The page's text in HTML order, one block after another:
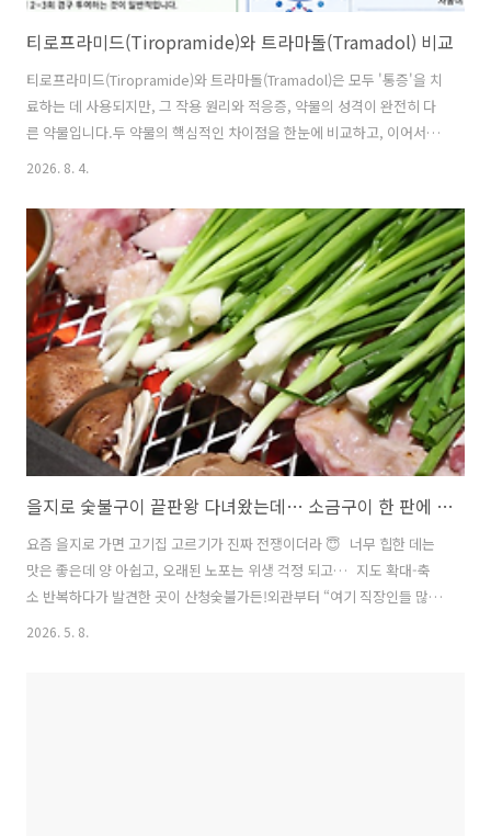
티로프라미드(Tiropramide)와 트라마돌(Tramadol) 비교
티로프라미드(Tiropramide)와 트라마돌(Tramadol)은 모두 '통증'을 치
료하는 데 사용되지만, 그 작용 원리와 적응증, 약물의 성격이 완전히 다
른 약물입니다.두 약물의 핵심적인 차이점을 한눈에 비교하고, 이어서 각
각에 대한 상세 정보를 정리해 드립니다.💊 티로프라미드 vs. 트라마돌:
물 분류 진경제 (Antispasmodic) 오피오이드(마약성) 진통제 (Opioid
analgesic)주요 작용 기전 평활근 세포 내 cAMP 증가 및 칼슘 농도 조절
을 통한 근육 이완 µ-오피오이드 수용체 직접 작용 + 세로토닌/노르에피
네프린 재흡수 억제 (이중 기전)주 치료 대상 경련성 통증 (복부 산통, 담
석증, 신장 요..
2026. 8. 4.
을지로 숯불구이 끝판왕 다녀왔는데… 소금구이 한 판에 소주 순삭 이유
요즘 을지로 가면 고기집 고르기가 진짜 전쟁이더라 😇 너무 힙한 데는
맛은 좋은데 양 아쉽고, 오래된 노포는 위생 걱정 되고… 지도 확대-축
소 반복하다가 발견한 곳이 산청숯불가든!외관부터 “여기 직장인들 많이
오겠네” 느낌인데, 막상 들어가보니 회식팀, 커플, 친구 모임 다 섞여서
2026. 5. 8.